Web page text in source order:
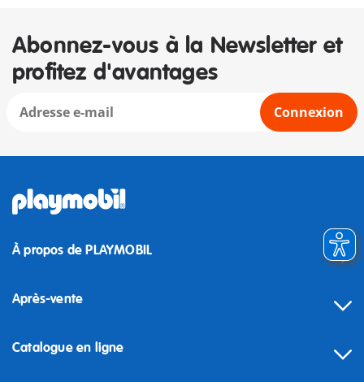
Abonnez-vous à la Newsletter et
profitez d'avantages
Connexion
À propos de PLAYMOBIL
Après-vente
Catalogue en ligne